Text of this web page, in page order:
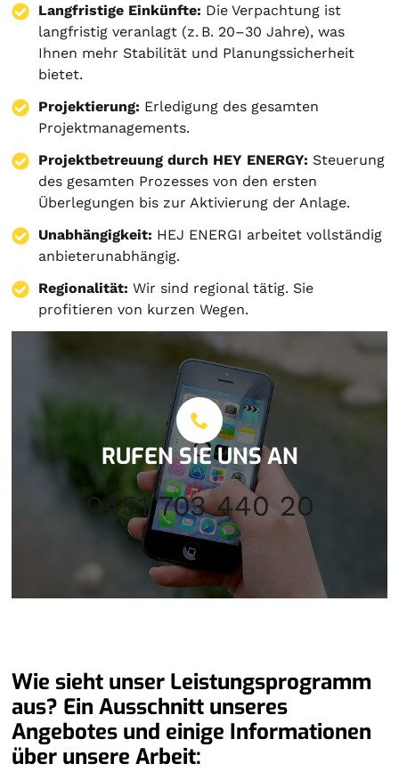
Langfristige Einkünfte: Die Verpachtung ist
langfristig veranlagt (z. B. 20–30 Jahre), was
Ihnen mehr Stabilität und Planungssicherheit
bietet.
Projektierung: Erledigung des gesamten
Projektmanagements.
Projektbetreuung durch HEY ENERGY: Steuerung
des gesamten Prozesses von den ersten
Überlegungen bis zur Aktivierung der Anlage.
Unabhängigkeit: HEJ ENERGI arbeitet vollständig
anbieterunabhängig.
Regionalität: Wir sind regional tätig. Sie
profitieren von kurzen Wegen.
RUFEN SIE UNS AN
0451 703 440 20
Wie sieht unser Leistungsprogramm
aus? Ein Ausschnitt unseres
Angebotes und einige Informationen
über unsere Arbeit: